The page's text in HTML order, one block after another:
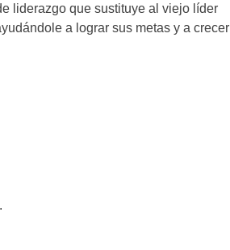
liderazgo que sustituye al viejo líder
a lograr sus metas y a crecer